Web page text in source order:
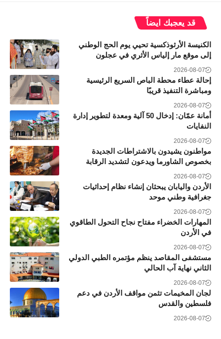
قد يعجبك ايضاً
الكنيسة الأرثوذكسية تحيي يوم الحج الوطني
إلى موقع مار إلياس الأثري في عجلون
2026-08-07
إحالة عطاء محطة الباص السريع الرئيسية
ومباشرة التنفيذ قريبًا
2026-08-07
أمانة عمّان: إدخال 50 آلية ومعدة لتطوير إدارة
النفايات
2026-08-07
مواطنون يشيدون بالاشتراطات الجديدة
بخصوص الشاورما ويدعون لتشديد الرقابة
2026-08-07
الأردن واليابان يبحثان إنشاء نظام إحداثيات
جغرافية وطني موحد
2026-08-07
المهارات الخضراء مفتاح نجاح التحول الطاقوي
في الأردن
2026-08-07
مستشفى المقاصد ينظم مؤتمره الطبي الدولي
الثاني نهاية آب الحالي
2026-08-07
لجان المخيمات تثمن مواقف الأردن في دعم
فلسطين والقدس
2026-08-07